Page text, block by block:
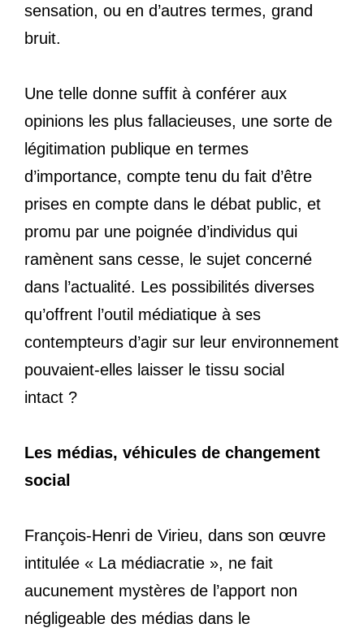
sensation, ou en d’autres termes, grand
bruit.
Une telle donne suffit à conférer aux
opinions les plus fallacieuses, une sorte de
légitimation publique en termes
d’importance, compte tenu du fait d’être
prises en compte dans le débat public, et
promu par une poignée d’individus qui
ramènent sans cesse, le sujet concerné
dans l’actualité. Les possibilités diverses
qu’offrent l’outil médiatique à ses
contempteurs d’agir sur leur environnement
pouvaient-elles laisser le tissu social
intact ?
Les médias, véhicules de changement
social
François-Henri de Virieu, dans son œuvre
intitulée « La médiacratie », ne fait
aucunement mystères de l’apport non
négligeable des médias dans le